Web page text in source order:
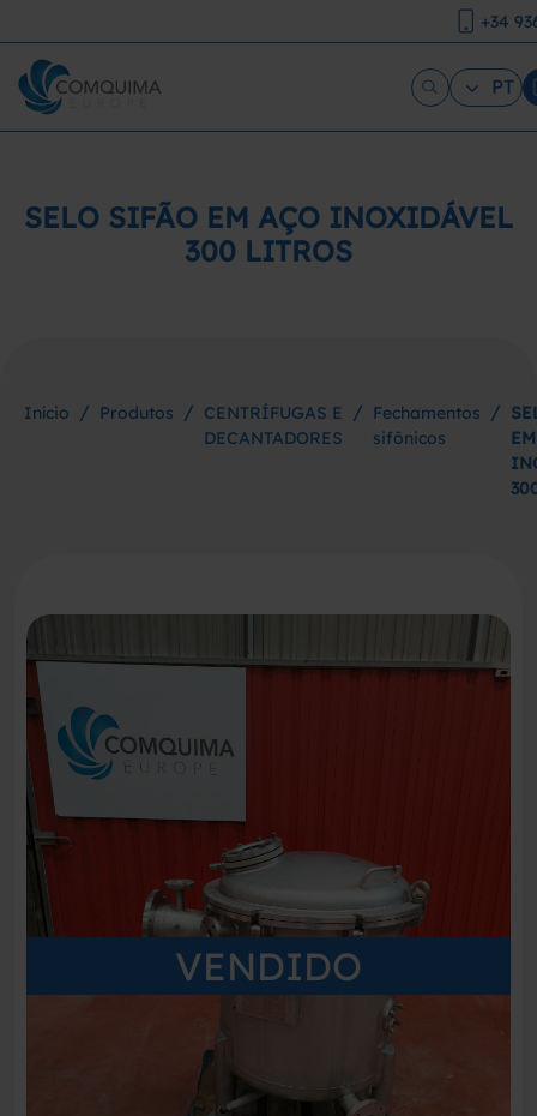
+34
PT
SELO SIFÃO EM AÇO INOXIDÁVEL
300 LITROS
Início / Produtos / CENTRÍFUGAS E
DECANTADORES
/ Fechamentos
sifônicos
/
VENDIDO